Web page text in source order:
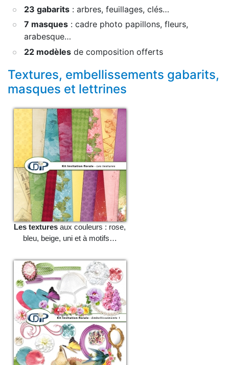
23 gabarits : arbres, feuillages, clés…
7 masques : cadre photo papillons, fleurs,
arabesque…
22 modèles de composition offerts
Textures, embellissements gabarits,
masques et lettrines
Les textures aux couleurs : rose,
bleu, beige, uni et à motifs…